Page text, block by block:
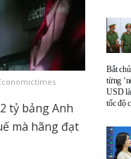
tỷ bảng Anh
mà hãng đạt
Bắt
từng
USD
tốc độ